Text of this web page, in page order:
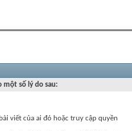
một số lý do sau:
viết của ai đó hoặc truy cập quyền